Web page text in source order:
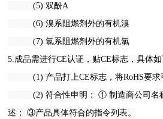
(5) 双酚A
(6) 溴系阻燃剂外的有机溴
(7) 氯系阻燃剂外的有机氯
5.成品需进行CE认证，贴CE标志，具体如
(1) 产品打上CE标志，将RoHS要求
(2) 符合性申明： ① 制造商公司名
述； ③产品具体符合的指令列表。